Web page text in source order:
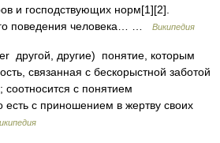
и господствующих норм[1][2].
поведения человека… …
Википедия
другой, другие) понятие, которым
связанная с бескорыстной заботой
соотносится с понятием
есть с приношением в жертву своих